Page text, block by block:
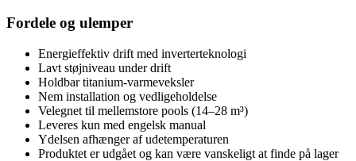
Fordele og ulemper
Energieffektiv drift med inverterteknologi
Lavt støjniveau under drift
Holdbar titanium-varmeveksler
Nem installation og vedligeholdelse
Velegnet til mellemstore pools (14–28 m³)
Leveres kun med engelsk manual
Ydelsen afhænger af udetemperaturen
Produktet er udgået og kan være vanskeligt at finde på lager